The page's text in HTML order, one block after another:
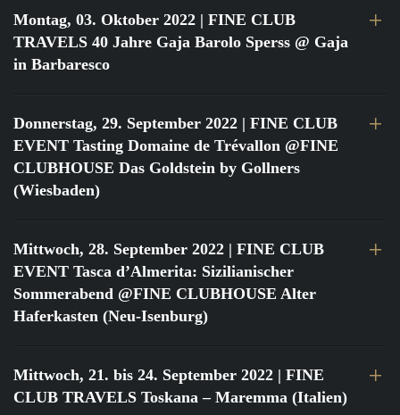
Montag, 03. Oktober 2022 | FINE CLUB
TRAVELS 40 Jahre Gaja Barolo Sperss @ Gaja
in Barbaresco
Donnerstag, 29. September 2022 | FINE CLUB
EVENT Tasting Domaine de Trévallon @FINE
CLUBHOUSE Das Goldstein by Gollners
(Wiesbaden)
Mittwoch, 28. September 2022 | FINE CLUB
EVENT Tasca d’Almerita: Sizilianischer
Sommerabend @FINE CLUBHOUSE Alter
Haferkasten (Neu-Isenburg)
Mittwoch, 21. bis 24. September 2022 | FINE
CLUB TRAVELS Toskana – Maremma (Italien)